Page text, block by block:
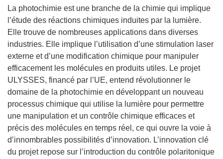
La photochimie est une branche de la chimie qui implique
l’étude des réactions chimiques induites par la lumière.
Elle trouve de nombreuses applications dans diverses
industries. Elle implique l’utilisation d’une stimulation laser
externe et d’une modification chimique pour manipuler
efficacement les molécules en produits utiles. Le projet
ULYSSES, financé par l’UE, entend révolutionner le
domaine de la photochimie en développant un nouveau
processus chimique qui utilise la lumière pour permettre
une manipulation et un contrôle chimique efficaces et
précis des molécules en temps réel, ce qui ouvre la voie à
d’innombrables possibilités d’innovation. L’innovation clé
du projet repose sur l’introduction du contrôle polaritonique